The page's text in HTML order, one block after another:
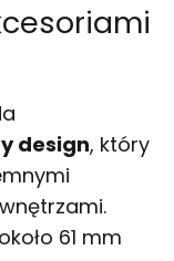
design, który
61 mm